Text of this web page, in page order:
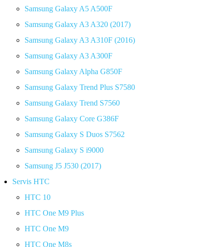
Samsung Galaxy A5 A500F
Samsung Galaxy A3 A320 (2017)
Samsung Galaxy A3 A310F (2016)
Samsung Galaxy A3 A300F
Samsung Galaxy Alpha G850F
Samsung Galaxy Trend Plus S7580
Samsung Galaxy Trend S7560
Samsung Galaxy Core G386F
Samsung Galaxy S Duos S7562
Samsung Galaxy S i9000
Samsung J5 J530 (2017)
Servis HTC
HTC 10
HTC One M9 Plus
HTC One M9
HTC One M8s